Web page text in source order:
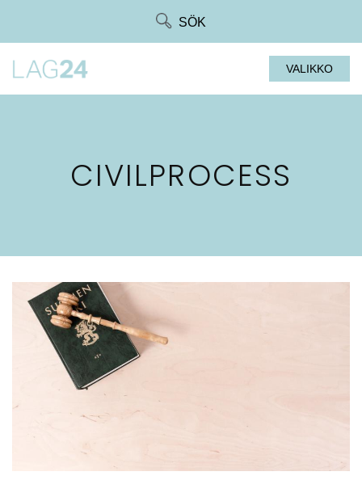
SÖK
VALIKKO
CIVILPROCESS